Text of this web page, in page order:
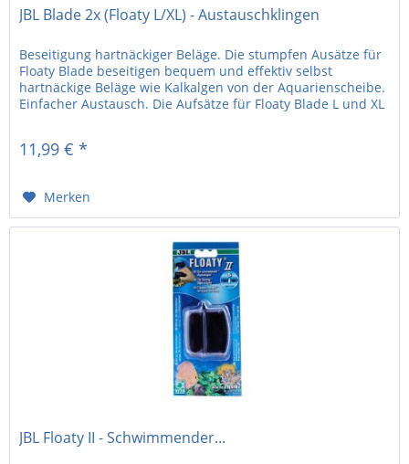
JBL Blade 2x (Floaty L/XL) - Austauschklingen
Beseitigung hartnäckiger Beläge. Die stumpfen Ausätze für
Floaty Blade beseitigen bequem und effektiv selbst
hartnäckige Beläge wie Kalkalgen von der Aquarienscheibe.
Einfacher Austausch. Die Aufsätze für Floaty Blade L und XL
11,99 € *
Merken
JBL Floaty II - Schwimmender...